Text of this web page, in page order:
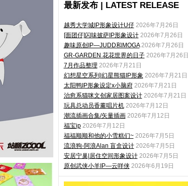
最新发布 | LATEST RELEASE
越秀大学城IP形象设计U仔 2026年7月26日
[面团仔]闪味披萨IP形象设计 2026年7月26日
趣味原创IP—JUDD和MOGA 2026年7月26日
GR-GARDEN 花花世界的日子 2026年7月26日
7月作品整理 2026年7月21日
幻想星空系列|幻星熊猫IP形象 2026年7月21日
太阳鸭IP形象设定x小脑府 2026年7月21日
治愈系猫咪文创家居图案设计 2026年7月21日
玩具总动员香薰唱片机 2026年7月12日
潮流插画合集/矢量插画 2026年7月12日
福宝ip 2026年7月12日
福福顺顺和他的小雪糕们~ 2026年7月5日
流浪狗-阿浪Alan 盲盒设计 2026年7月5日
安居宁巢|居住空间形象设计 2026年7月5日
原创武侠小羊IP—云咩侠 2026年6月19日